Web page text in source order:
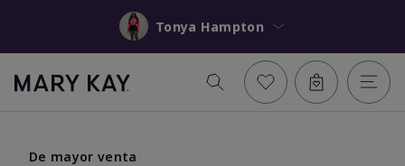
Tonya Hampton
De mayor venta